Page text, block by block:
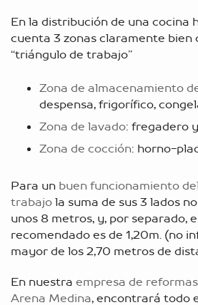
En la distribución de una cocina
cuenta 3 zonas claramente bien
“triángulo de trabajo”
Zona de almacenamiento
despensa, frigorífico,
Zona de lavado: fregadero
Zona de cocción: horno-
Para un buen funcionamiento
trabajola suma de sus 3 lados
unos 8 metros, y, por separado,
recomendado es de 1,20m. (no
mayor de los 2,70 metros de
En nuestra empresa de
Arena Medina, encontrará todo